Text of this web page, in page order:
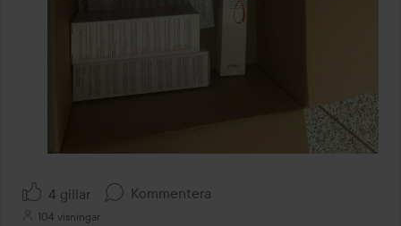
4 gillar Kommentera
104 visningar